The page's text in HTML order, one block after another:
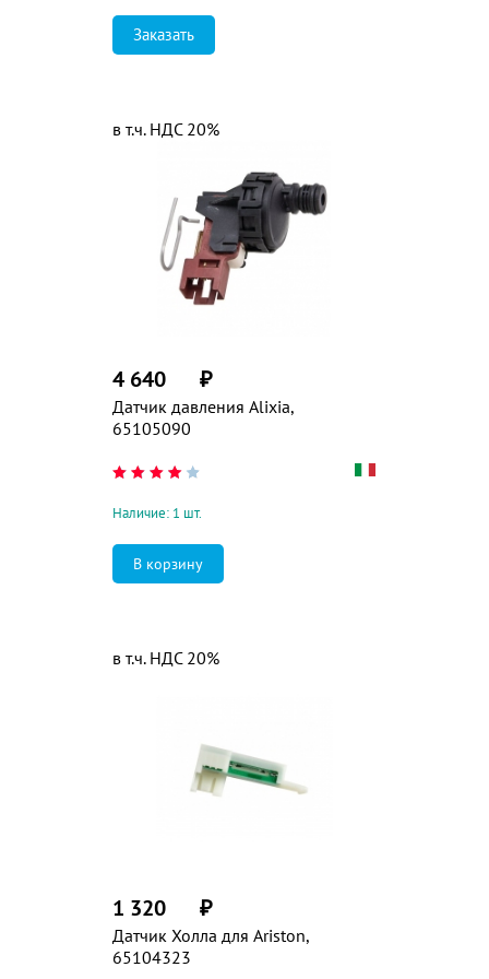
Заказать
Датчик давления Alixia,
65105090
4 640 ₽
в т.ч. НДС 20%
Наличие: 1 шт.
Датчик Холла для Ariston,
65104323
1 320 ₽
в т.ч. НДС 20%